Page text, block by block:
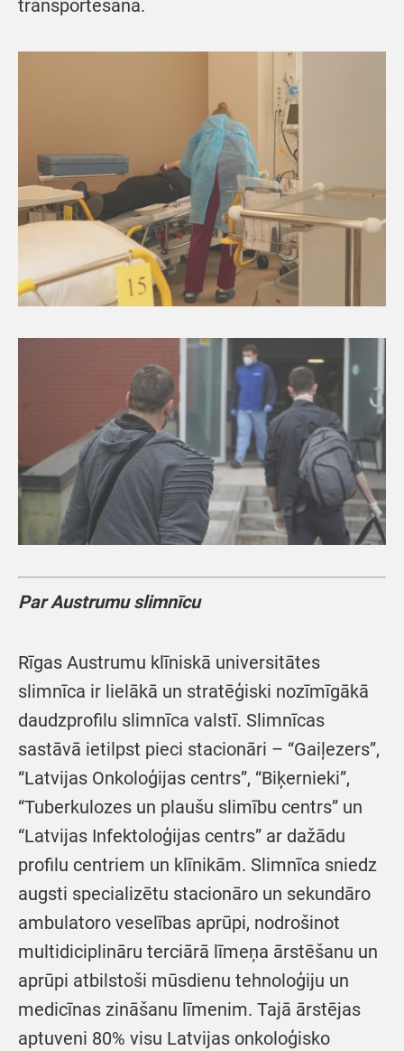
transportēšana.
Par Austrumu slimnīcu
Rīgas Austrumu klīniskā universitātes
slimnīca ir lielākā un stratēģiski nozīmīgākā
daudzprofilu slimnīca valstī. Slimnīcas
sastāvā ietilpst pieci stacionāri – “Gaiļezers”,
“Latvijas Onkoloģijas centrs”, “Biķernieki”,
“Tuberkulozes un plaušu slimību centrs” un
“Latvijas Infektoloģijas centrs” ar dažādu
profilu centriem un klīnikām. Slimnīca sniedz
augsti specializētu stacionāro un sekundāro
ambulatoro veselības aprūpi, nodrošinot
multidiciplināru terciārā līmeņa ārstēšanu un
aprūpi atbilstoši mūsdienu tehnoloģiju un
medicīnas zināšanu līmenim. Tajā ārstējas
aptuveni 80% visu Latvijas onkoloģisko